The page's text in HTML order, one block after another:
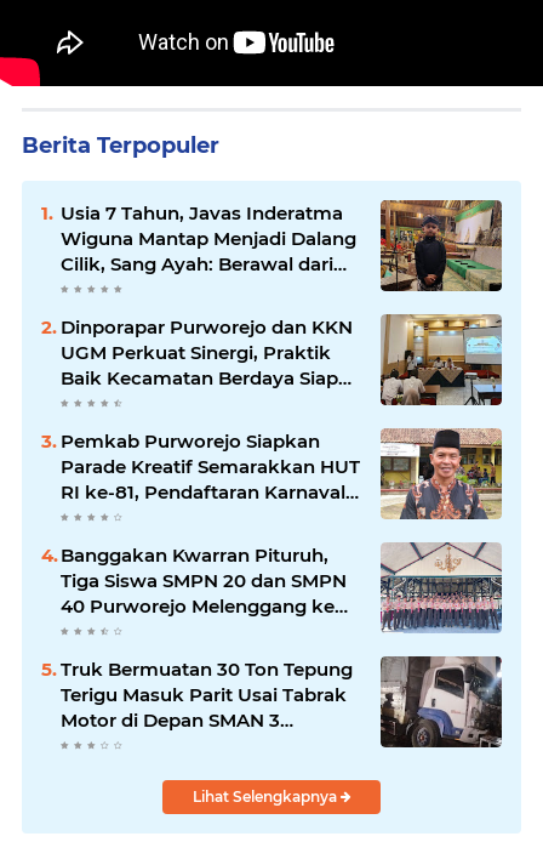
Berita Terpopuler
Usia 7 Tahun, Javas Inderatma
Wiguna Mantap Menjadi Dalang
Cilik, Sang Ayah: Berawal dari
Menonton Wayang di YouTube
Dinporapar Purworejo dan KKN
UGM Perkuat Sinergi, Praktik
Baik Kecamatan Berdaya Siap
Direplikasi
Pemkab Purworejo Siapkan
Parade Kreatif Semarakkan HUT
RI ke-81, Pendaftaran Karnaval
Resmi Dibuka
Banggakan Kwarran Pituruh,
Tiga Siswa SMPN 20 dan SMPN
40 Purworejo Melenggang ke
Jamnas Cibubur
Truk Bermuatan 30 Ton Tepung
Terigu Masuk Parit Usai Tabrak
Motor di Depan SMAN 3
Purworejo, Satu Orang Tewas
Lihat Selengkapnya